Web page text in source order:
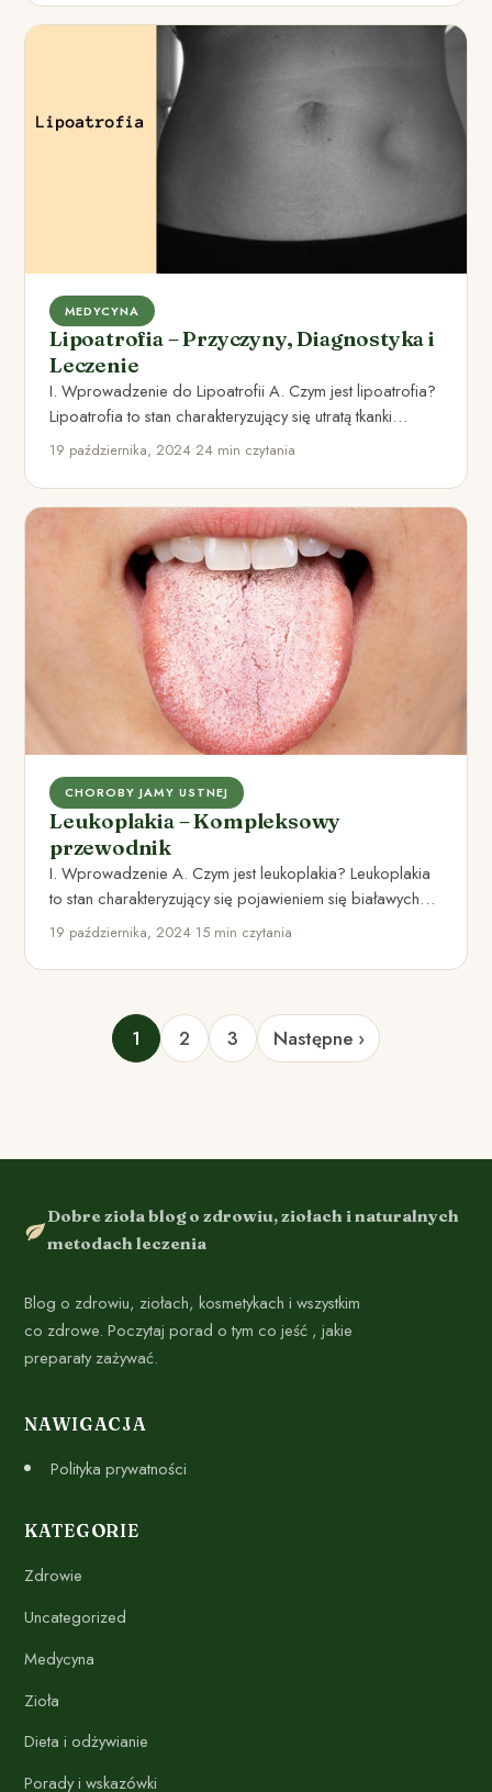
MEDYCYNA
Lipoatrofia – Przyczyny, Diagnostyka i
Leczenie
I. Wprowadzenie do Lipoatrofii A. Czym jest lipoatrofia?
Lipoatrofia to stan charakteryzujący się utratą tkanki
tłuszczowej w określonych…
19 października, 2024•24 min czytania
CHOROBY JAMY USTNEJ
Leukoplakia – Kompleksowy
przewodnik
I. Wprowadzenie A. Czym jest leukoplakia? Leukoplakia
to stan charakteryzujący się pojawieniem się białawych
plam, zmian lub obszarów…
19 października, 2024•15 min czytania
1 2 3 Następne ›
Dobre zioła blog o zdrowiu, ziołach i naturalnych
metodach leczenia
Blog o zdrowiu, ziołach, kosmetykach i wszystkim
co zdrowe. Poczytaj porad o tym co jeść , jakie
preparaty zażywać.
NAWIGACJA
Polityka prywatności
KATEGORIE
Zdrowie
Uncategorized
Medycyna
Zioła
Dieta i odżywianie
Porady i wskazówki